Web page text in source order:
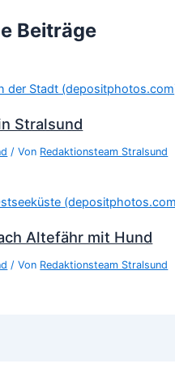
Beiträge
Stralsund
/ Von Redaktionsteam Stralsund
Altefähr mit Hund
/ Von Redaktionsteam Stralsund